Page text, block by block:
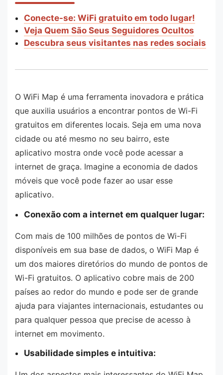
Conecte-se: WiFi gratuito em todo lugar!
Veja Quem São Seus Seguidores Ocultos
Descubra seus visitantes nas redes sociais
O WiFi Map é uma ferramenta inovadora e prática
que auxilia usuários a encontrar pontos de Wi-Fi
gratuitos em diferentes locais. Seja em uma nova
cidade ou até mesmo no seu bairro, este
aplicativo mostra onde você pode acessar a
internet de graça. Imagine a economia de dados
móveis que você pode fazer ao usar esse
aplicativo.
Conexão com a internet em qualquer lugar:
Com mais de 100 milhões de pontos de Wi-Fi
disponíveis em sua base de dados, o WiFi Map é
um dos maiores diretórios do mundo de pontos de
Wi-Fi gratuitos. O aplicativo cobre mais de 200
países ao redor do mundo e pode ser de grande
ajuda para viajantes internacionais, estudantes ou
para qualquer pessoa que precise de acesso à
internet em movimento.
Usabilidade simples e intuitiva: